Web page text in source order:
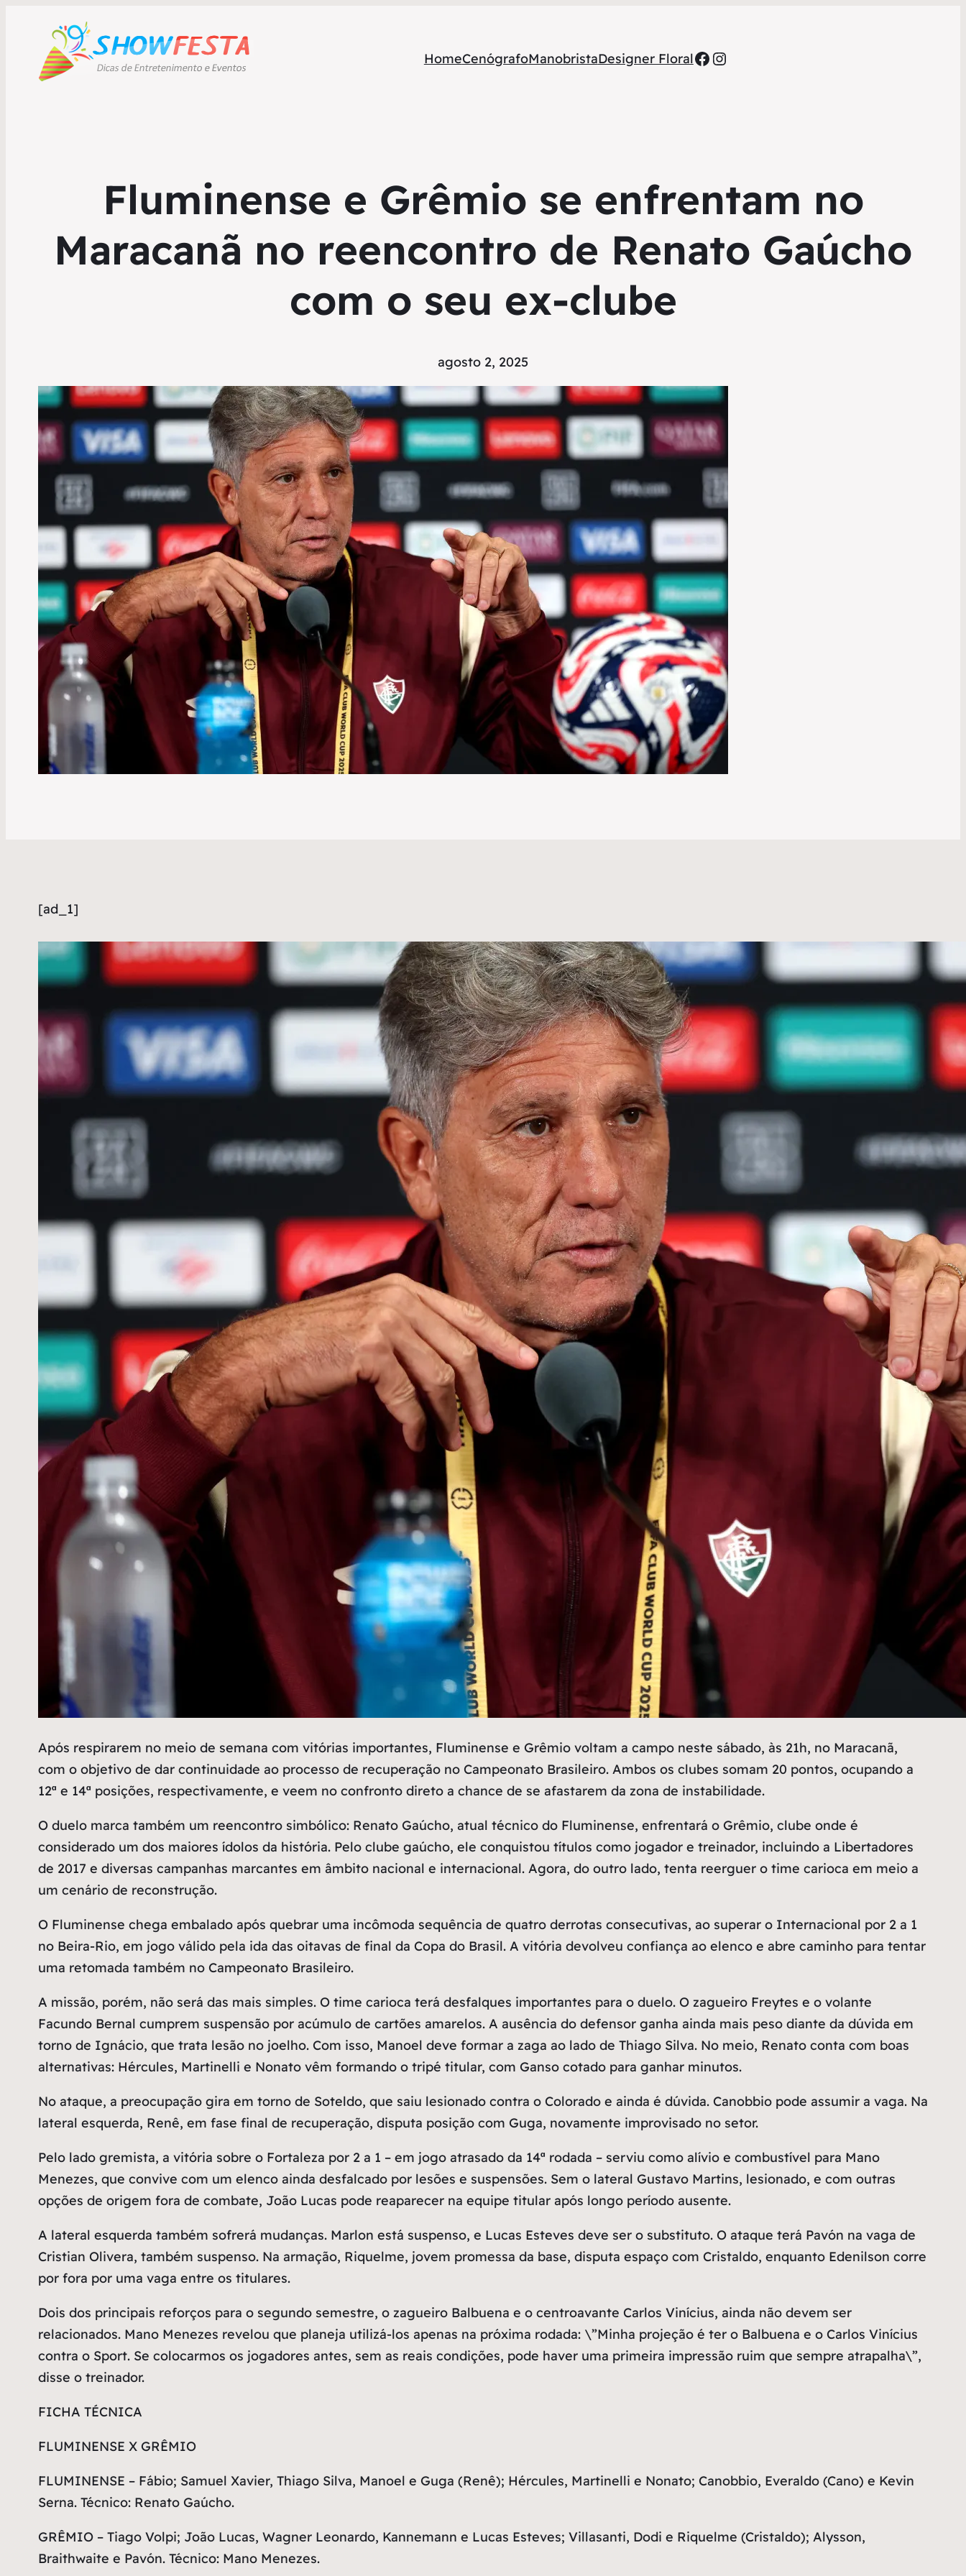
HomeCenógrafoManobristaDesigner FloralFacebook
Instagram
Fluminense e Grêmio se enfrentam no
Maracanã no reencontro de Renato Gaúcho
com o seu ex-clube
agosto 2, 2025
[ad_1]
Após respirarem no meio de semana com vitórias importantes, Fluminense e Grêmio voltam a campo neste sábado, às 21h, no Maracanã,
com o objetivo de dar continuidade ao processo de recuperação no Campeonato Brasileiro. Ambos os clubes somam 20 pontos, ocupando a
12ª e 14ª posições, respectivamente, e veem no confronto direto a chance de se afastarem da zona de instabilidade.
O duelo marca também um reencontro simbólico: Renato Gaúcho, atual técnico do Fluminense, enfrentará o Grêmio, clube onde é
considerado um dos maiores ídolos da história. Pelo clube gaúcho, ele conquistou títulos como jogador e treinador, incluindo a Libertadores
de 2017 e diversas campanhas marcantes em âmbito nacional e internacional. Agora, do outro lado, tenta reerguer o time carioca em meio a
um cenário de reconstrução.
O Fluminense chega embalado após quebrar uma incômoda sequência de quatro derrotas consecutivas, ao superar o Internacional por 2 a 1
no Beira-Rio, em jogo válido pela ida das oitavas de final da Copa do Brasil. A vitória devolveu confiança ao elenco e abre caminho para tentar
uma retomada também no Campeonato Brasileiro.
A missão, porém, não será das mais simples. O time carioca terá desfalques importantes para o duelo. O zagueiro Freytes e o volante
Facundo Bernal cumprem suspensão por acúmulo de cartões amarelos. A ausência do defensor ganha ainda mais peso diante da dúvida em
torno de Ignácio, que trata lesão no joelho. Com isso, Manoel deve formar a zaga ao lado de Thiago Silva. No meio, Renato conta com boas
alternativas: Hércules, Martinelli e Nonato vêm formando o tripé titular, com Ganso cotado para ganhar minutos.
No ataque, a preocupação gira em torno de Soteldo, que saiu lesionado contra o Colorado e ainda é dúvida. Canobbio pode assumir a vaga. Na
lateral esquerda, Renê, em fase final de recuperação, disputa posição com Guga, novamente improvisado no setor.
Pelo lado gremista, a vitória sobre o Fortaleza por 2 a 1 – em jogo atrasado da 14ª rodada – serviu como alívio e combustível para Mano
Menezes, que convive com um elenco ainda desfalcado por lesões e suspensões. Sem o lateral Gustavo Martins, lesionado, e com outras
opções de origem fora de combate, João Lucas pode reaparecer na equipe titular após longo período ausente.
A lateral esquerda também sofrerá mudanças. Marlon está suspenso, e Lucas Esteves deve ser o substituto. O ataque terá Pavón na vaga de
Cristian Olivera, também suspenso. Na armação, Riquelme, jovem promessa da base, disputa espaço com Cristaldo, enquanto Edenilson corre
por fora por uma vaga entre os titulares.
Dois dos principais reforços para o segundo semestre, o zagueiro Balbuena e o centroavante Carlos Vinícius, ainda não devem ser
relacionados. Mano Menezes revelou que planeja utilizá-los apenas na próxima rodada: \”Minha projeção é ter o Balbuena e o Carlos Vinícius
contra o Sport. Se colocarmos os jogadores antes, sem as reais condições, pode haver uma primeira impressão ruim que sempre atrapalha\”,
disse o treinador.
FICHA TÉCNICA
FLUMINENSE X GRÊMIO
FLUMINENSE – Fábio; Samuel Xavier, Thiago Silva, Manoel e Guga (Renê); Hércules, Martinelli e Nonato; Canobbio, Everaldo (Cano) e Kevin
Serna. Técnico: Renato Gaúcho.
GRÊMIO – Tiago Volpi; João Lucas, Wagner Leonardo, Kannemann e Lucas Esteves; Villasanti, Dodi e Riquelme (Cristaldo); Alysson,
Braithwaite e Pavón. Técnico: Mano Menezes.